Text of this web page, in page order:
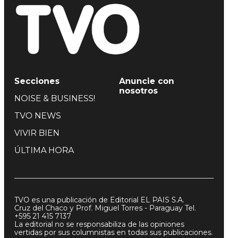
Secciones
NOISE & BUSINESS!
TVO NEWS
VIVIR BIEN
ÚLTIMA HORA
Anuncie con
nosotros
TVO es una publicación de Editorial EL PAIS S.A.
Cruz del Chaco y Prof. Miguel Torres - Paraguay Tel.
+595 21 415 7137
La editorial no se responsabiliza de las opiniones
vertidas por sus columnistas en todas sus publicaciones.